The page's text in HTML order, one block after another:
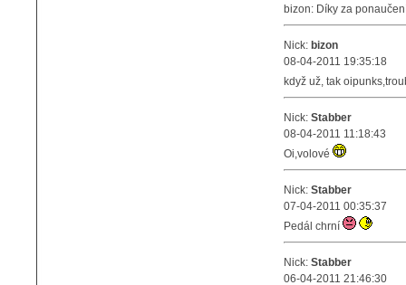
bizon: Díky za
Nick: bizon
08-04-2011 19:35:18
když už, tak
Nick: Stabber
08-04-2011 11:18:43
Oi,volové
Nick: Stabber
07-04-2011 00:35:37
Pedál chrní
Nick: Stabber
06-04-2011 21:46:30